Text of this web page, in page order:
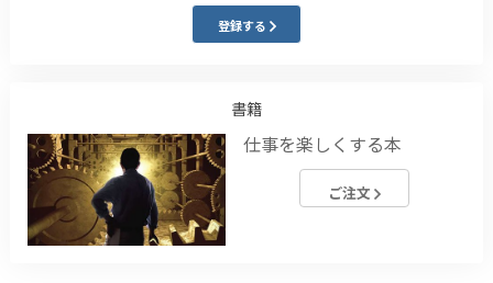
登録する
書籍
仕事を楽しくする本
ご注文